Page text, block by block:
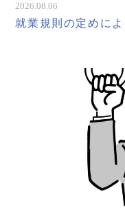
2026.08.06
就業規則の定めに